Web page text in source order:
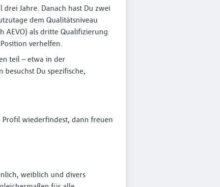
Jahre. Danach hast Du zwei
dem Qualitätsniveau
AEVO) als dritte Qualifizierung
verhelfen.
teil – etwa in der
Du spezifische,
Profil wiederfindest, dann freuen
weiblich und divers